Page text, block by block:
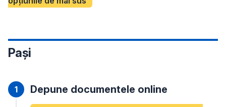
Pași
Depune documentele online